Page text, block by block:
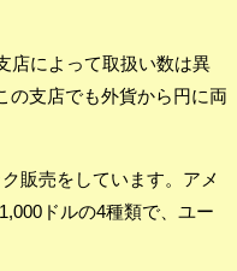
店によって取扱い数は異
の支店でも外貨から円に両
販売をしています。アメ
ドルの4種類で、ユー